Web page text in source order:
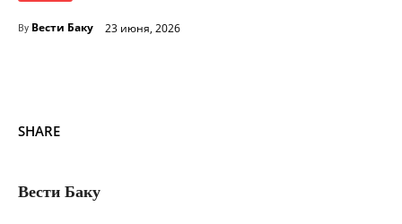
By Вести Баку 23 июня, 2026
SHARE
Вести Баку